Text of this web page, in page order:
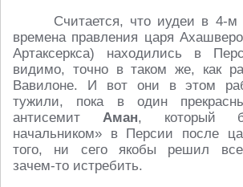
Считается, что иудеи в 4-
времена правления царя
Артаксеркса) находились в
видимо, точно в таком же, как
Вавилоне. И вот они в этом
тужили, пока в один
антисемит Аман, который
начальником» в Персии после
того, ни сего якобы решил
зачем-то истребить.